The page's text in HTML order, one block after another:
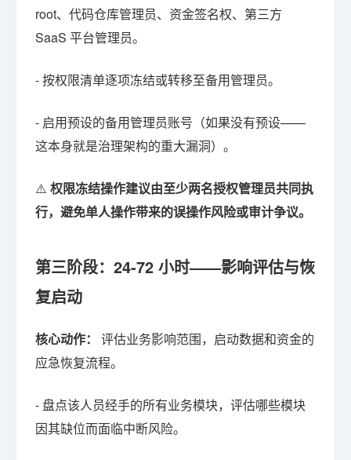
root、代码仓库管理员、资金签名权、第三方
SaaS 平台管理员。
- 按权限清单逐项冻结或转移至备用管理员。
- 启用预设的备用管理员账号（如果没有预设——
这本身就是治理架构的重大漏洞）。
⚠️ 权限冻结操作建议由至少两名授权管理员共同执
行，避免单人操作带来的误操作风险或审计争议。
第三阶段：24-72 小时——影响评估与恢
复启动
核心动作：
评估业务影响范围，启动数据和资金的
应急恢复流程。
- 盘点该人员经手的所有业务模块，评估哪些模块
因其缺位而面临中断风险。